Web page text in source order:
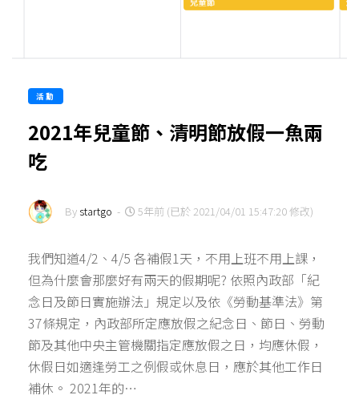
活動
2021年兒童節、清明節放假一魚兩
吃
By startgo - 5年前 (已於 2021/04/01 15:47:20 修改)
我們知道4/2、4/5 各補假1天，不用上班不用上課，
但為什麼會那麼好有兩天的假期呢? 依照內政部「紀
念日及節日實施辦法」規定以及依《勞動基準法》第
37條規定，內政部所定應放假之紀念日、節日、勞動
節及其他中央主管機關指定應放假之日，均應休假，
休假日如適逢勞工之例假或休息日，應於其他工作日
補休。 2021年的…